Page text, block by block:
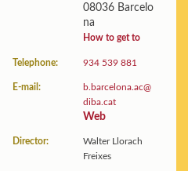
08036 Barcelo
na
How to get to
Telephone: 934 539 881
E-mail:
b.barcelona.ac@
diba.cat
Web
Director:
Walter Llorach
Freixes